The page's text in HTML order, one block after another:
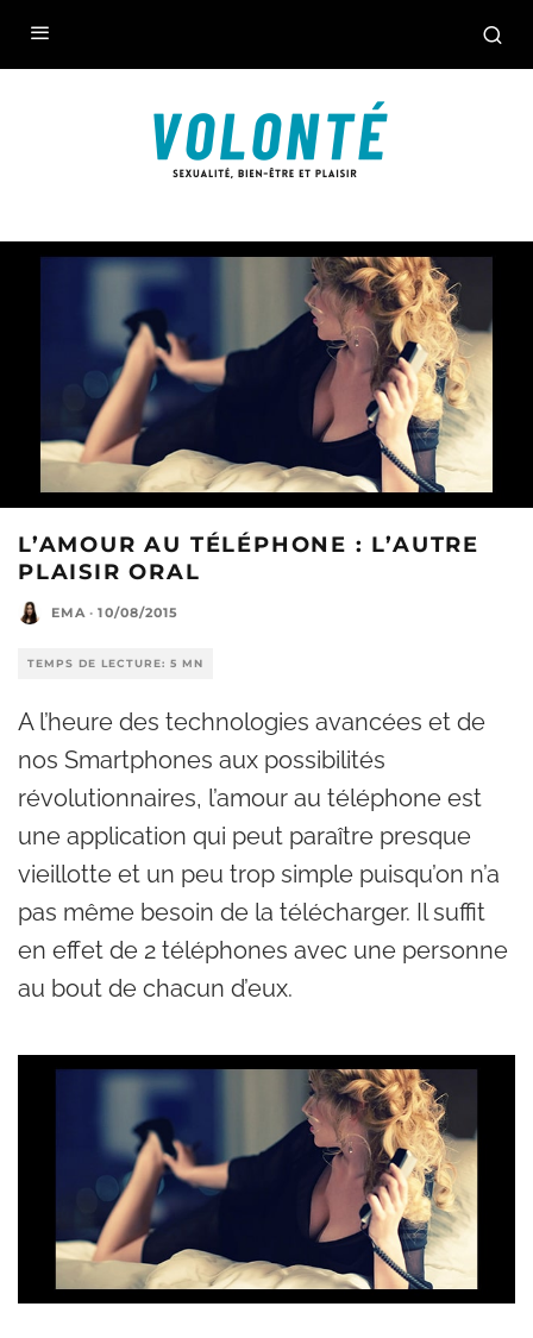
L’AMOUR AU TÉLÉPHONE : L’AUTRE
PLAISIR ORAL
EMA · 10/08/2015
TEMPS DE LECTURE: 5 MN
A l’heure des technologies avancées et de
nos Smartphones aux possibilités
révolutionnaires, l’amour au téléphone est
une application qui peut paraître presque
vieillotte et un peu trop simple puisqu’on n’a
pas même besoin de la télécharger. Il suffit
en effet de 2 téléphones avec une personne
au bout de chacun d’eux.